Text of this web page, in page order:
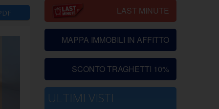
LAST MINUTE
MAPPA IMMOBILI IN AFFITTO
SCONTO TRAGHETTI 10%
ULTIMI VISTI